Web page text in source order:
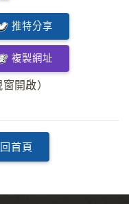
推特分享
複製網址
開啟）
回首頁